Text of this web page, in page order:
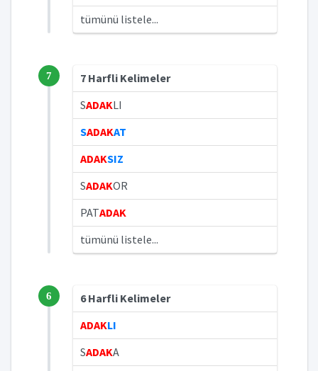
tümünü listele...
7
7 Harfli Kelimeler
SADAKLI
SADAKAT
ADAKSIZ
SADAKOR
PATADAK
tümünü listele...
6
6 Harfli Kelimeler
ADAKLI
SADAKA